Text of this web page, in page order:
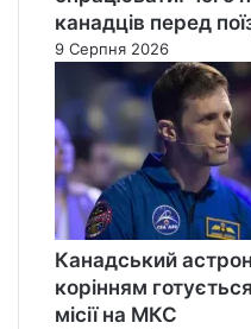
канадців перед
9 Серпня 2026
Канадський
корінням
місії на МКС